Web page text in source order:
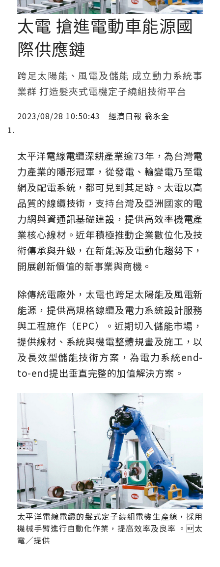
太電 搶進電動車能源國
際供應鏈
跨足太陽能、風電及儲能 成立動力系統事
業群 打造髮夾式電機定子繞組技術平台
2023/08/28 10:50:43 經濟日報 翁永全
太平洋電線電纜深耕產業逾73年，為台灣電
力產業的隱形冠軍，從發電、輸變電乃至電
網及配電系統，都可見到其足跡。太電以高
品質的線纜技術，支持台灣及亞洲國家的電
力網與資通訊基礎建設，提供高效率機電產
業核心線材。近年積極推動企業數位化及技
術傳承與升級，在新能源及電動化趨勢下，
開展創新價值的新事業與商機。
除傳統電廠外，太電也跨足太陽能及風電新
能源，提供高規格線纜及電力系統設計服務
與工程施作（EPC）。近期切入儲能市場，
提供線材、系統與機電整體規畫及施工，以
及長效型儲能技術方案，為電力系統end-
to-end提出垂直完整的加值解決方案。
太平洋電線電纜的髮式定子繞組電機生產線，採用
機械手臂進行自動化作業，提高效率及良率 。太
電／提供